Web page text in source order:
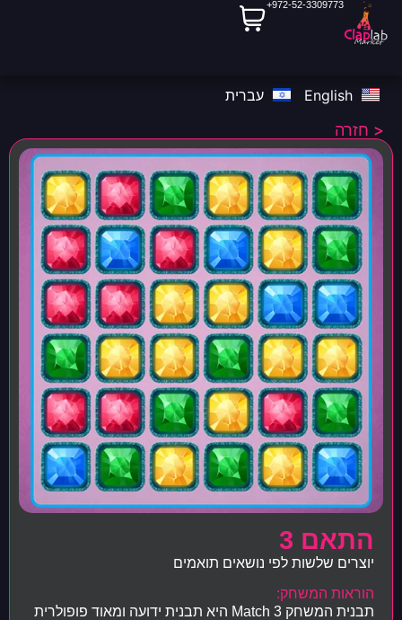
972-52-3309773+
English עברית
< חזרה
התאם 3
יוצרים שלשות לפי נושאים תואמים
הוראות המשחק:
תבנית המשחק Match 3 היא תבנית ידועה ומאוד פופולרית